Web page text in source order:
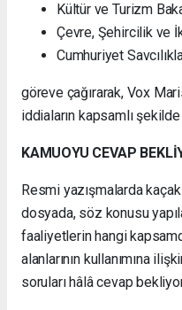
Kültür ve Turizm
Çevre, Şehircilik ve
Cumhuriyet
göreve çağırarak, Vox
iddiaların kapsamlı şekilde
KAMUOYU CEVAP
Resmi yazışmalarda
dosyada, söz konusu
faaliyetlerin hangi
alanlarının kullanımına
soruları hâlâ cevap